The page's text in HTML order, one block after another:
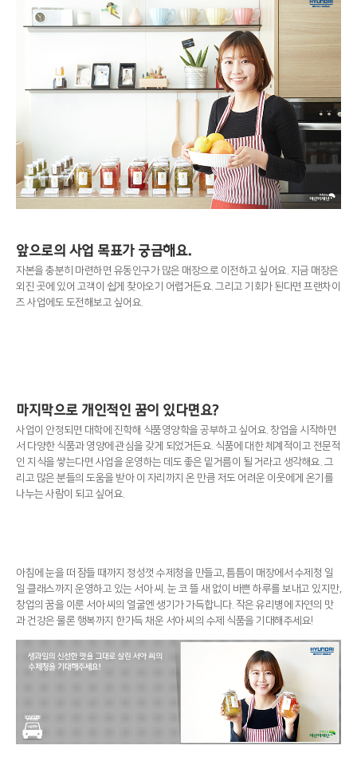
앞으로의 사업 목표가 궁금해요.
자본을 충분히 마련하면 유동인구가 많은 매장으로 이전하고 싶어요. 지금 매장은
외진 곳에 있어 고객이 쉽게 찾아오기 어렵거든요. 그리고 기회가 된다면 프랜차이
즈 사업에도 도전해보고 싶어요.
마지막으로 개인적인 꿈이 있다면요?
사업이 안정되면 대학에 진학해 식품영양학을 공부하고 싶어요. 창업을 시작하면
서 다양한 식품과 영양에 관심을 갖게 되었거든요. 식품에 대한 체계적이고 전문적
인 지식을 쌓는다면 사업을 운영하는 데도 좋은 밑거름이 될 거라고 생각해요. 그
리고 많은 분들의 도움을 받아 이 자리까지 온 만큼 저도 어려운 이웃에게 온기를
나누는 사람이 되고 싶어요.
아침에 눈을 떠 잠들 때까지 정성껏 수제청을 만들고, 틈틈이 매장에서 수제청 일
일 클래스까지 운영하고 있는 서아 씨. 눈 코 뜰 새 없이 바쁜 하루를 보내고 있지만,
창업의 꿈을 이룬 서아 씨의 얼굴엔 생기가 가득합니다. 작은 유리병에 자연의 맛
과 건강은 물론 행복까지 한가득 채운 서아 씨의 수제 식품을 기대해주세요!